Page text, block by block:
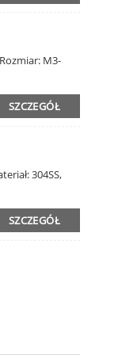
M3-
SZCZEGÓŁ
304SS,
SZCZEGÓŁ